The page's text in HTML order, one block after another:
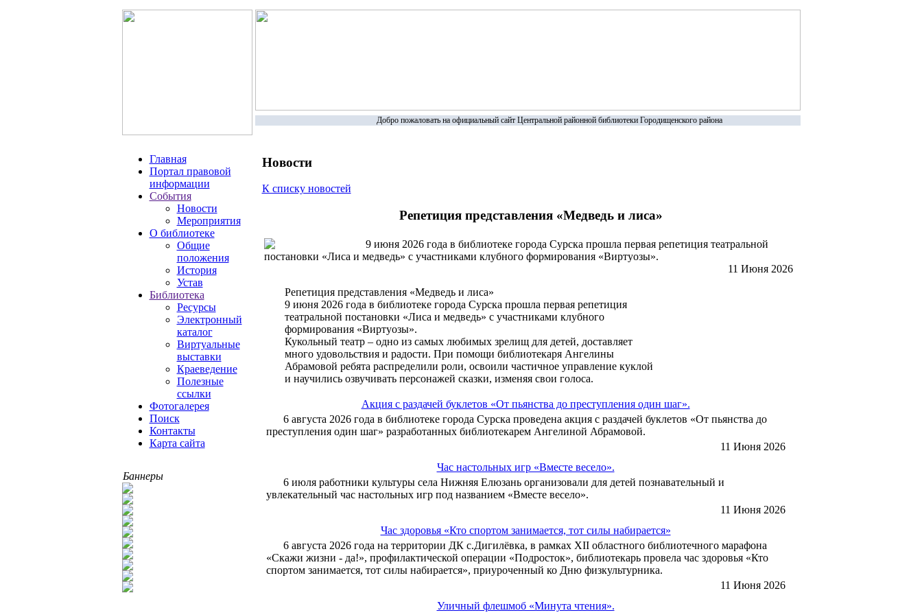
Добро пожаловать на официальный сайт Центральной районной библиотеки Городищенского района
Главная
Портал правовой
информации
События
Новости
Мероприятия
О библиотеке
Общие
положения
История
Устав
Библиотека
Ресурсы
Электронный
каталог
Виртуальные
выставки
Краеведение
Полезные
ссылки
Фотогалерея
Поиск
Контакты
Карта сайта
Баннеры
Новости
К списку новостей
Репетиция представления «Медведь и лиса»
9 июня 2026 года в библиотеке города Сурска прошла первая репетиция театральной
постановки «Лиса и медведь» с участниками клубного формирования «Виртуозы».
11 Июня 2026
Репетиция представления «Медведь и лиса»
9 июня 2026 года в библиотеке города Сурска прошла первая репетиция
театральной постановки «Лиса и медведь» с участниками клубного
формирования «Виртуозы».
Кукольный театр – одно из самых любимых зрелищ для детей, доставляет
много удовольствия и радости. При помощи библиотекаря Ангелины
Абрамовой ребята распределили роли, освоили частичное управление куклой
и научились озвучивать персонажей сказки, изменяя свои голоса.
Акция с раздачей буклетов «От пьянства до преступления один шаг».
6 августа 2026 года в библиотеке города Сурска проведена акция с раздачей буклетов «От пьянства до
преступления один шаг» разработанных библиотекарем Ангелиной Абрамовой.
11 Июня 2026
Час настольных игр «Вместе весело».
6 июля работники культуры села Нижняя Елюзань организовали для детей познавательный и
увлекательный час настольных игр под названием «Вместе весело».
11 Июня 2026
Час здоровья «Кто спортом занимается, тот силы набирается»
6 августа 2026 года на территории ДК с.Дигилёвка, в рамках XII областного библиотечного марафона
«Скажи жизни - да!», профилактической операции «Подросток», библиотекарь провела час здоровья «Кто
спортом занимается, тот силы набирается», приуроченный ко Дню физкультурника.
11 Июня 2026
Уличный флешмоб «Минута чтения».